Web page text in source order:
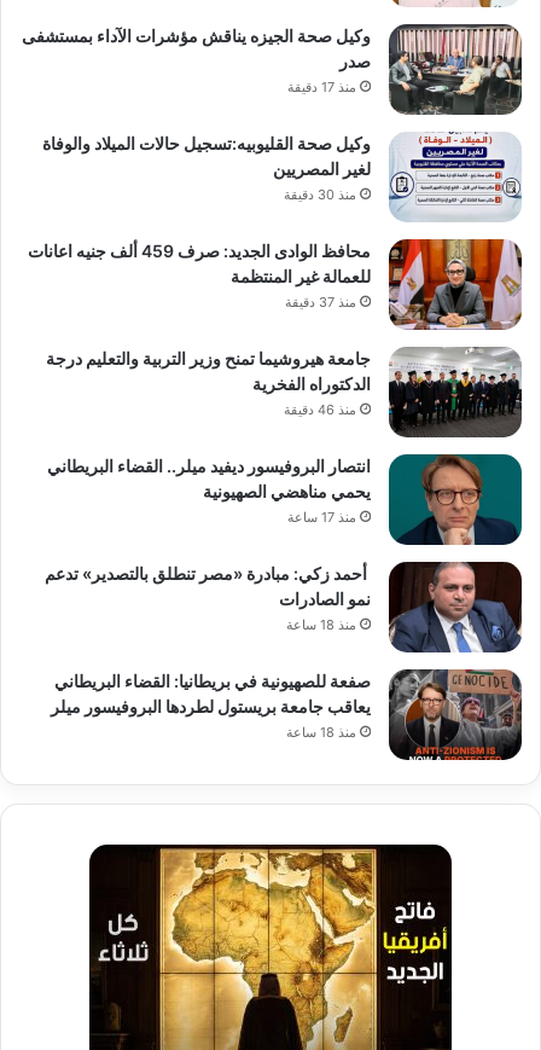
وكيل صحة الجيزه يناقش مؤشرات الآداء بمستشفى
صدر
منذ 17 دقيقة
وكيل صحة القليوبيه:تسجيل حالات الميلاد والوفاة
لغير المصريين
منذ 30 دقيقة
محافظ الوادى الجديد: صرف 459 ألف جنيه اعانات
للعمالة غير المنتظمة
منذ 37 دقيقة
جامعة هيروشيما تمنح وزير التربية والتعليم درجة
الدكتوراه الفخرية
منذ 46 دقيقة
انتصار البروفيسور ديفيد ميلر.. القضاء البريطاني
يحمي مناهضي الصهيونية
منذ 17 ساعة
أحمد زكي: مبادرة «مصر تنطلق بالتصدير» تدعم
نمو الصادرات
منذ 18 ساعة
صفعة للصهيونية في بريطانيا: القضاء البريطاني
يعاقب جامعة بريستول لطردها البروفيسور ميلر
منذ 18 ساعة